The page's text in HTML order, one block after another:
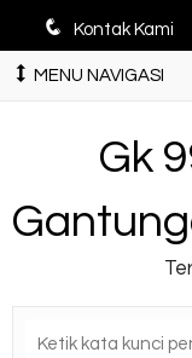
q Kontak Kami
MENU NAVIGASI
Gk